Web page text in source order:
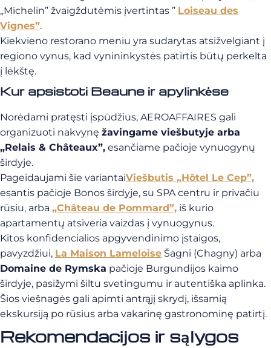
„Michelin” žvaigždutėmis įvertintas ” Loiseau des
Vignes”.
Kiekvieno restorano meniu yra sudarytas atsižvelgiant į
regiono vynus, kad vynininkystės patirtis būtų perkelta
į lėkštę.
Kur apsistoti Beaune ir apylinkėse
Norėdami pratęsti įspūdžius, AEROAFFAIRES gali
organizuoti nakvynę žavingame viešbutyje arba
„Relais & Châteaux”, esančiame pačioje vynuogynų
širdyje.
Pageidaujami šie variantaiViešbutis „Hôtel Le Cep”,
esantis pačioje Bonos širdyje, su SPA centru ir privačiu
rūsiu, arba „Château de Pommard”, iš kurio
apartamentų atsiveria vaizdas į vynuogynus.
Kitos konfidencialios apgyvendinimo įstaigos,
pavyzdžiui, La Maison Lameloise Šagni (Chagny) arba
Domaine de Rymska pačioje Burgundijos kaimo
širdyje, pasižymi šiltu svetingumu ir autentiška aplinka.
Šios viešnagės gali apimti antrąjį skrydį, išsamią
ekskursiją po rūsius arba vakarinę gastronominę patirtį.
Rekomendacijos ir sąlygos